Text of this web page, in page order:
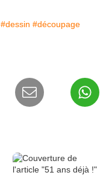
#dessin #découpage